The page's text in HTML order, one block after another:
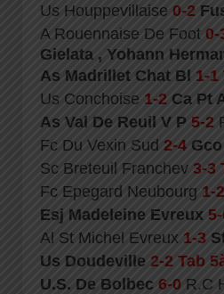
Us Houppevillaise 0-2
A Rouennaise De Foot 0-
Gielata , Yohann
As Madrillet Chat Bl 1-1
Us Conchoise 1-2 Ca Pt
As Val De Reuil V P 5-2
Fc Du Vexin Sud 2-4
Sc Breteuil Franchev 3-3
Fc Epegard Neubourg 1-2
Esj Madeleine Evreux
Al St Michel Evreux 1-3
Us Doudeville 2-2 Tab
U.S. De Bolbec 6-0 R.C